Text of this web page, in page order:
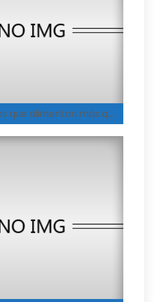
Hay abrazos que alimentan más que cualquier plato